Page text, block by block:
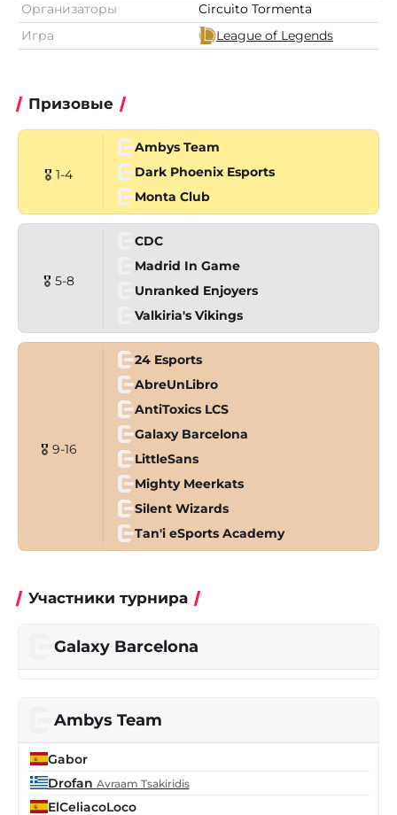
Организаторы
Circuito Tormenta
Игра
League of Legends
Призовые
🎖 1-4
Ambys Team
Dark Phoenix Esports
Monta Club
🎖 5-8
CDC
Madrid In Game
Unranked Enjoyers
Valkiria's Vikings
🎖 9-16
24 Esports
AbreUnLibro
AntiToxics LCS
Galaxy Barcelona
LittleSans
Mighty Meerkats
Silent Wizards
Tan'i eSports Academy
Участники турнира
Galaxy Barcelona
Ambys Team
Gabor
Drofan Avraam Tsakiridis
ElCeliacoLoco